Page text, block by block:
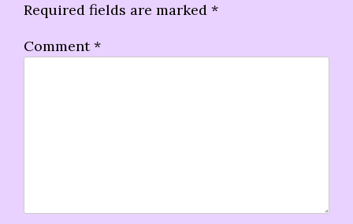
Required fields are marked *
Comment*